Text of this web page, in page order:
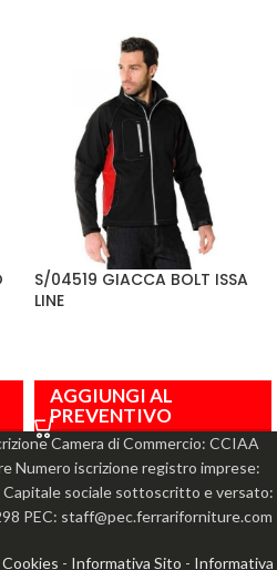
S/04519 GIACCA BOLT ISSA
LINE
AGGIUNGI AL
PREVENTIVO
Camera di Commercio: CCIAA
Numero iscrizione registro imprese:
Capitale sociale sottoscritto e versato:
PEC: staff@pec.ferrariforniture.com
- Informativa Sito - Informativa